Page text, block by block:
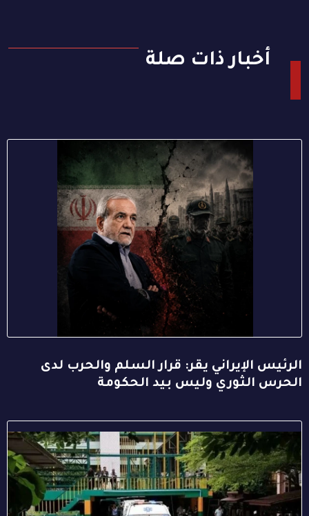
أخبار ذات صلة
الرئيس الإيراني يقر: قرار السلم والحرب لدى
الحرس الثوري وليس بيد الحكومة